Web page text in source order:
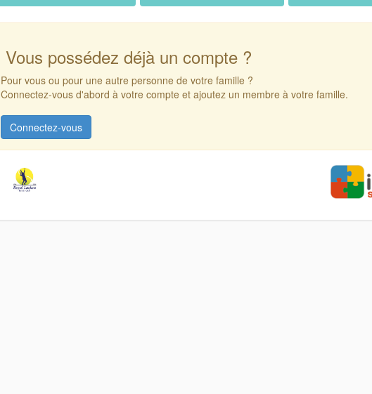
Vous possédez déjà un compte ?
Pour vous ou pour une autre personne de votre famille ?
Connectez-vous d'abord à votre compte et ajoutez un membre à votre famille.
Connectez-vous